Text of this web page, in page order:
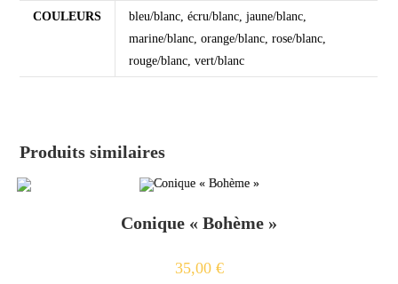
COULEURS
bleu/blanc, écru/blanc, jaune/blanc,
marine/blanc, orange/blanc, rose/blanc,
rouge/blanc, vert/blanc
Produits similaires
Conique « Bohème »
35,00 €